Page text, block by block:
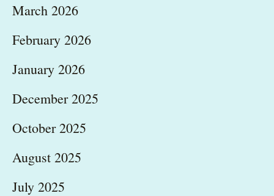
March 2026
February 2026
January 2026
December 2025
October 2025
August 2025
July 2025